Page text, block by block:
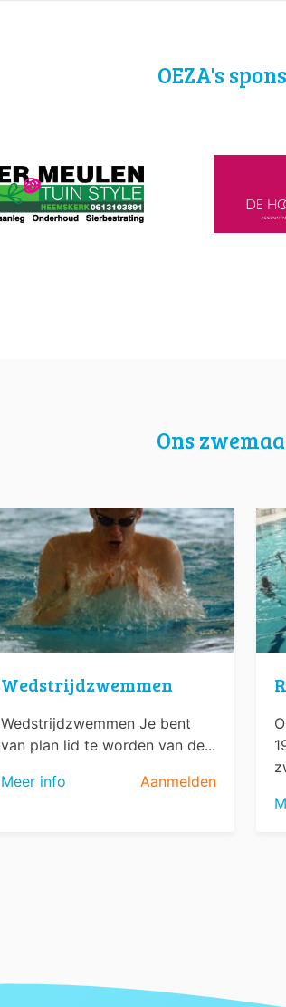
OEZA's
Ons
Wedstrijdzwemmen
Wedstrijdzwemmen Je bent
van plan lid te worden van de...
Meer info
Aanmelden